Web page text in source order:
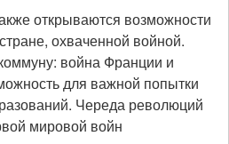
открываются возможности
охваченной войной.
война Франции и
для важной попытки
Череда революций
мировой войн